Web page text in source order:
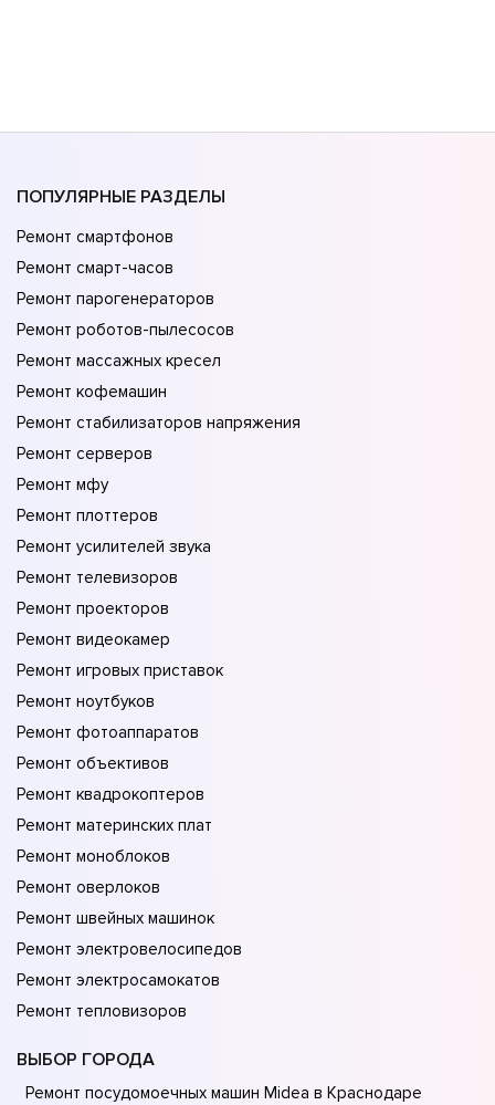
ПОПУЛЯРНЫЕ РАЗДЕЛЫ
Ремонт смартфонов
Ремонт смарт-часов
Ремонт парогенераторов
Ремонт роботов-пылесосов
Ремонт массажных кресел
Ремонт кофемашин
Ремонт стабилизаторов напряжения
Ремонт серверов
Ремонт мфу
Ремонт плоттеров
Ремонт усилителей звука
Ремонт телевизоров
Ремонт проекторов
Ремонт видеокамер
Ремонт игровых приставок
Ремонт ноутбуков
Ремонт фотоаппаратов
Ремонт объективов
Ремонт квадрокоптеров
Ремонт материнских плат
Ремонт моноблоков
Ремонт оверлоков
Ремонт швейных машинок
Ремонт электровелосипедов
Ремонт электросамокатов
Ремонт тепловизоров
ВЫБОР ГОРОДА
Ремонт посудомоечных машин Midea в Краснодаре